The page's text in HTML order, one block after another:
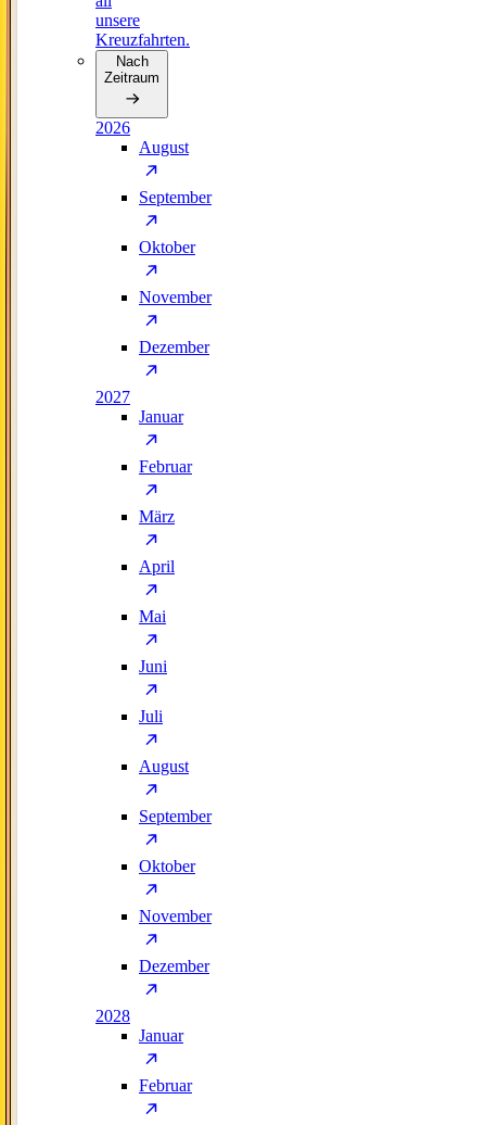
unsere
Kreuzfahrten.
Nach
Zeitraum
2026
August
September
Oktober
November
Dezember
2027
Januar
Februar
März
April
Mai
Juni
Juli
August
September
Oktober
November
Dezember
2028
Januar
Februar